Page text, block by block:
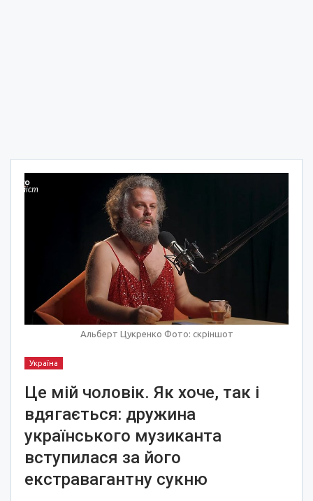
Альберт Цукренко Фото: скріншот
Україна
Це мій чоловік. Як хоче, так і
вдягається: дружина
українського музиканта
вступилася за його
екстравагантну сукню